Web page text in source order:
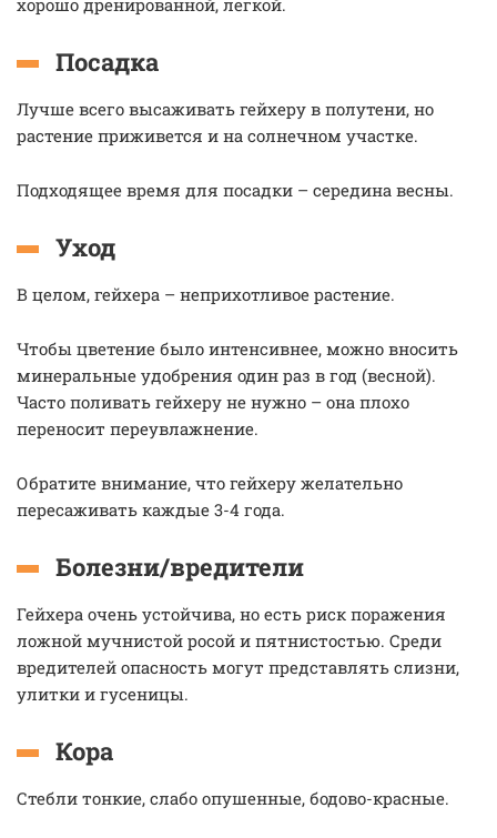
хорошо дренированной, легкой.
Посадка
Лучше всего высаживать гейхеру в полутени, но
растение приживется и на солнечном участке.
Подходящее время для посадки – середина весны.
Уход
В целом, гейхера – неприхотливое растение.
Чтобы цветение было интенсивнее, можно вносить
минеральные удобрения один раз в год (весной).
Часто поливать гейхеру не нужно – она плохо
переносит переувлажнение.
Обратите внимание, что гейхеру желательно
пересаживать каждые 3-4 года.
Болезни/вредители
Гейхера очень устойчива, но есть риск поражения
ложной мучнистой росой и пятнистостью. Среди
вредителей опасность могут представлять слизни,
улитки и гусеницы.
Кора
Стебли тонкие, слабо опушенные, бодово-красные.